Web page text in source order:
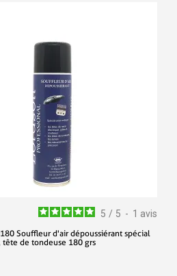
5 / 5 - 1 avis
Souffleur d'air dépoussiérant spécial
tête de tondeuse 180 grs